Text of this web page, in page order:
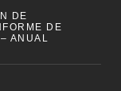
DE
DE
ANUAL